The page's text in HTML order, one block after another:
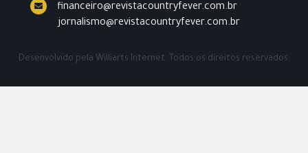
financeiro@revistacountryfever.com.br
jornalismo@revistacountryfever.com.br
Desenvolvido pela Williarts Internet. Todos os direitos reservados.